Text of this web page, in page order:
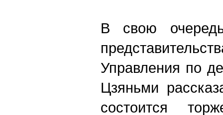
В свою
Управления по
Цзяньми
состоится